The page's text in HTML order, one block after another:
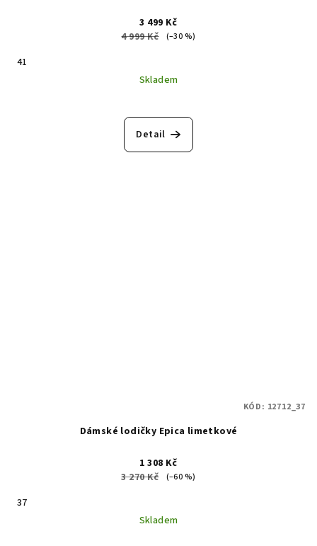
3 499 Kč
4 999 Kč
(–30 %)
41
Skladem
Detail
Dámské lodičky Epica limetkové
1 308 Kč
3 270 Kč
(–60 %)
37
Skladem
KÓD: 12712_37